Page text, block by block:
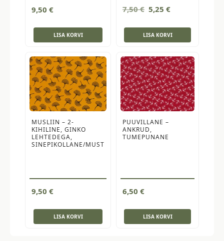
9,50 €
LISA KORVI
7,50€ Algne
oli:
7,50 €.
5,25 €Current
is:
5,25 €.
LISA KORVI
MUSLIIN – 2-
KIHILINE, GINKO
LEHTEDEGA,
SINEPIKOLLANE/MUST
9,50 €
LISA KORVI
PUUVILLANE –
ANKRUD,
TUMEPUNANE
6,50 €
LISA KORVI